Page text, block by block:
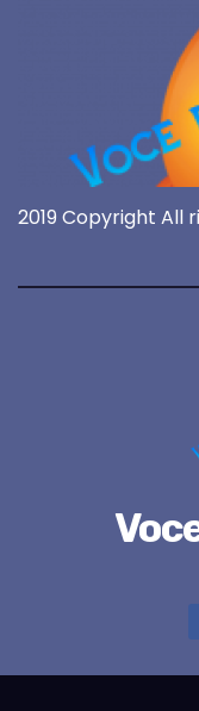
2019 Copyright All